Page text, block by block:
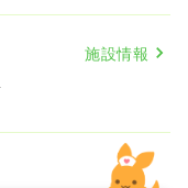
施設情報